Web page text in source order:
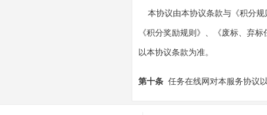
本协议由本协议条款与《积分
《积分奖励规则》、《废标、弃
以本协议条款为准。
第十条 任务在线网对本服务协议